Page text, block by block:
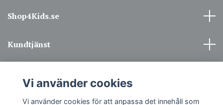
Shop4Kids.se
Kundtjänst
Sociala medier
Vi använder cookies
Vi använder cookies för att anpassa det innehåll som